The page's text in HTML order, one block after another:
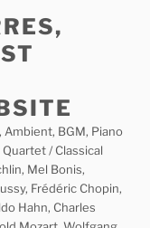
Ambient, BGM, Piano
/ Classical
Mel Bonis,
Frédéric Chopin,
Hahn, Charles